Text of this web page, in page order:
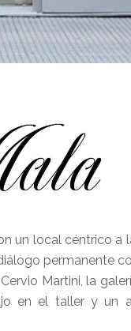
un local céntrico a
permanente
Martini, la
en el taller y un